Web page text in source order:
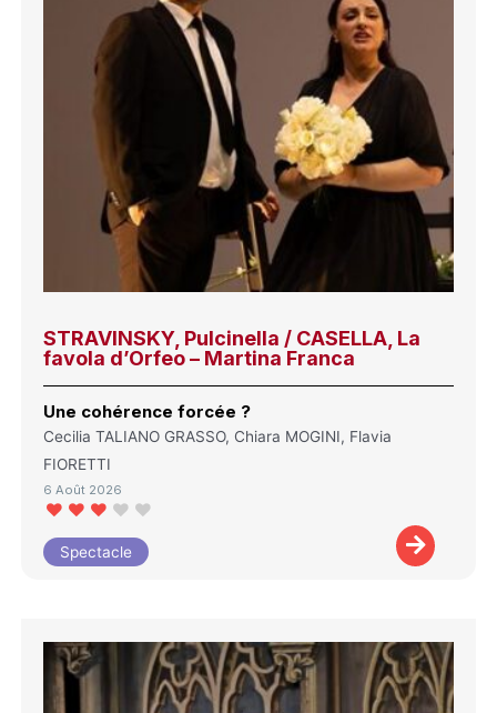
STRAVINSKY, Pulcinella / CASELLA, La
favola d’Orfeo – Martina Franca
Une cohérence forcée ?
Cecilia TALIANO GRASSO, Chiara MOGINI, Flavia
FIORETTI
6 Août 2026
Spectacle